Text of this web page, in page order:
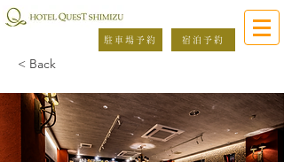
駐車場予約 宿泊予約
< Back